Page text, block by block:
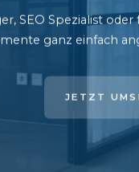
SEO Spezialist
ganz einfach
JETZT